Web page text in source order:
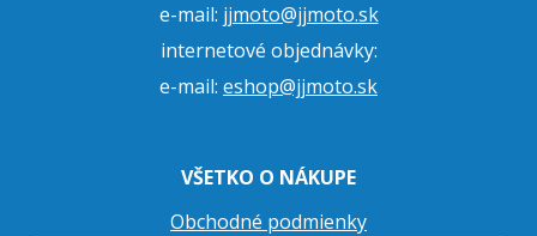
e-mail: jjmoto@jjmoto.sk
internetové objednávky:
e-mail: eshop@jjmoto.sk
VŠETKO O NÁKUPE
Obchodné podmienky